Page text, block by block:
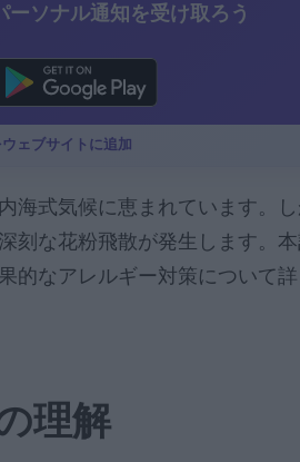
ソナル通知を受け取ろう
ェブサイトに追加
海式気候に恵まれています。
刻な花粉飛散が発生します。
なアレルギー対策について詳
理解